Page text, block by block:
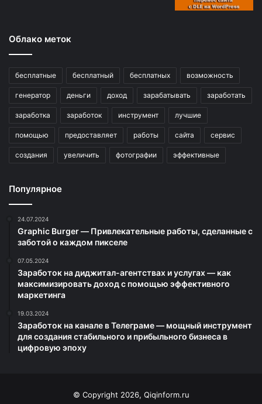
Облако меток
бесплатные бесплатный бесплатных возможность
генератор деньги доход зарабатывать заработать
заработка заработок инструмент лучшие
помощью предоставляет работы сайта сервис
создания увеличить фотографии эффективные
Популярное
24.07.2024
Graphic Burger — Привлекательные работы, сделанные с
заботой о каждом пикселе
07.05.2024
Заработок на диджитал-агентствах и услугах — как
максимизировать доход с помощью эффективного
маркетинга
19.03.2024
Заработок на канале в Телеграме — мощный инструмент
для создания стабильного и прибыльного бизнеса в
цифровую эпоху
© Copyright 2026, Qiqinform.ru